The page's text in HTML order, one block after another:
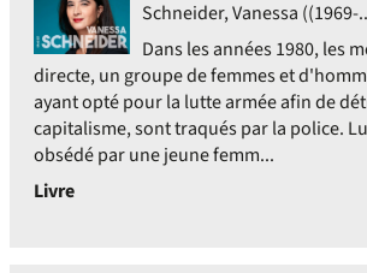
Schneider, Vanessa
Dans les années 1980, les
directe, un groupe de femmes et
ayant opté pour la lutte armée afin de
capitalisme, sont traqués par la police.
obsédé par une jeune femm...
Livre